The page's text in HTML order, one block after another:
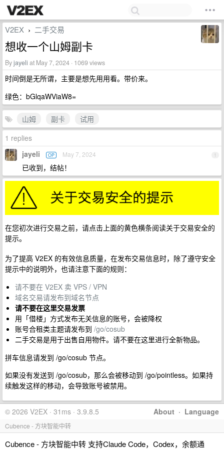
V2EX › 二手交易
想收一个山姆副卡
Byjayeli at May 7, 2024 · 1069 views
时间倒是无所谓，主要是想先用用看。带价来。
绿色：bGlqaWViaW8=
山姆 副卡
试用
1 replies
1
jayeli OP May 7, 2024
已收到，结帖！
在您初次进行交易之前，请点击上面的黄色横条阅读关于交易安全的
提示。
为了提高 V2EX 的有效信息质量，在发布交易信息时，除了遵守安全
提示中的说明外，也请注意下面的规则：
请不要在 V2EX 卖 VPS / VPN
域名交易请发布到域名节点
请不要在这里交易发票
用「借楼」方式发布无关信息的账号，会被降权
账号合租类主题请发布到 /go/cosub
二手交易是用于出售自用物件。请不要在这里进行全新物品。
拼车信息请发到 /go/cosub 节点。
如果没有发送到 /go/cosub，那么会被移动到 /go/pointless。如果持
续触发这样的移动，会导致账号被禁用。
About · Language
© 2026 V2EX · 31ms · 3.9.8.5
Cubence - 方块智能中转
Cubence - 方块智能中转 支持Claude Code，Codex，余额通